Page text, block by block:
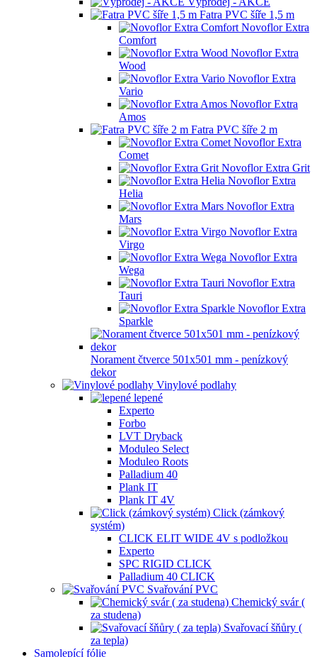
Fatra PVC šíře 1,5 m
Novoflor Extra
Comfort
Novoflor Extra
Wood
Novoflor Extra
Vario
Novoflor Extra
Amos
Fatra PVC šíře 2 m
Novoflor Extra
Comet
Novoflor Extra Grit
Novoflor Extra
Helia
Novoflor Extra
Mars
Novoflor Extra
Virgo
Novoflor Extra
Wega
Novoflor Extra
Tauri
Novoflor Extra
Sparkle
Norament čtverce 501x501 mm - penízkový
dekor
Vinylové podlahy
lepené
Experto
Forbo
LVT Dryback
Moduleo Select
Moduleo Roots
Palladium 40
Plank IT
Plank IT 4V
Click (zámkový
systém)
CLICK ELIT WIDE 4V s podložkou
Experto
SPC RIGID CLICK
Palladium 40 CLICK
Svařování PVC
Chemický svár (
za studena)
Svařovací šňůry (
za tepla)
Samolepící fólie